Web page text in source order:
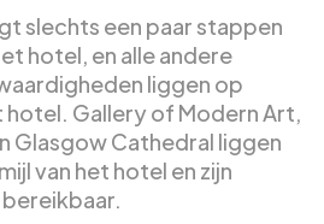
slechts een paar stappen
hotel, en alle andere
liggen op
Gallery of Modern Art,
Glasgow Cathedral liggen
van het hotel en zijn